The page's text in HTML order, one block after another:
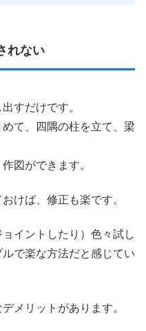
れない
すだけです。
て、四隅の柱を立て、梁
図ができます。
けば、修正も楽です。
イントしたり）色々試し
で楽な方法だと感じてい
メリットがあります。